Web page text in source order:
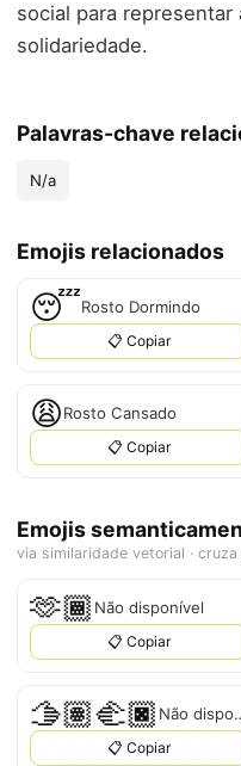
social para
solidariedade.
Palavras-chave
N/a
Emojis relacionados
😴Rosto Dormindo
📋 Copiar
😩Rosto Cansado
📋 Copiar
Emojis
via similaridade vetorial ·
🫶🏾 Não disponível
📋 Copiar
🫱🏽‍🫲🏿 Não
📋 Copiar